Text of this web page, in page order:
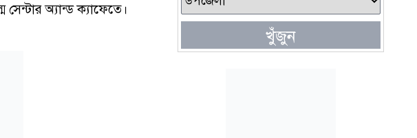
অ্যান্ড ক্যাফেতে।
খুঁজুন